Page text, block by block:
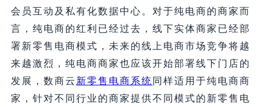
会员互动及私有化数据中心。对于纯电商的商家而
言，纯电商的红利已经过去，线下实体商家已经部
署新零售电商模式，未来的线上电商市场竞争将越
来越激烈，纯电商商家也应该开始部署线下门店的
发展，数商云 新零售电商系统 同样适用于纯电商商
家，针对不同行业的商家提供不同模式的新零售电